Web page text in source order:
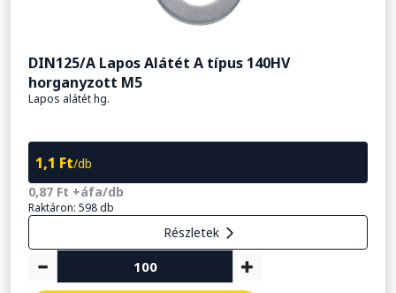
DIN125/A Lapos Alátét A típus 140HV
horganyzott M5
Lapos alátét hg.
1,1 Ft/db
0,87 Ft +áfa/db
Raktáron: 598 db
Részletek